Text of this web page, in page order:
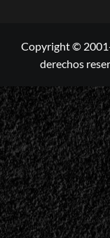
Copyright ©
derechos